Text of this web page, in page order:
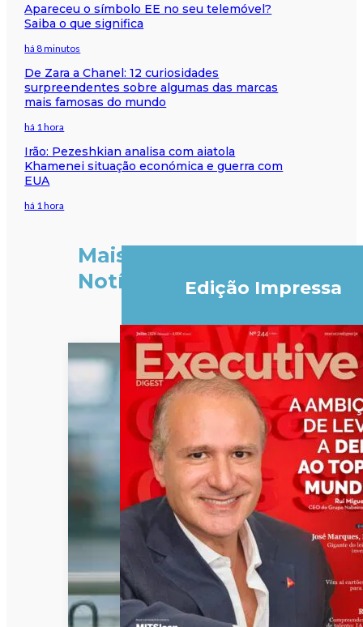
Apareceu o símbolo EE no seu telemóvel?
Saiba o que significa
há 8 minutos
De Zara a Chanel: 12 curiosidades
surpreendentes sobre algumas das marcas
mais famosas do mundo
há 1 hora
Irão: Pezeshkian analisa com aiatola
Khamenei situação económica e guerra com
EUA
há 1 hora
Mais
Notícias
Edição Impressa